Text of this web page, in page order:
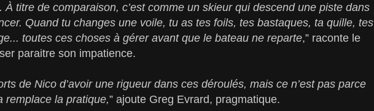
À titre de comparaison, c’est comme un skieur qui descend une piste dans
Quand tu changes une voile, tu as tes foils, tes bastaques, ta quille, tes
toutes ces choses à gérer avant que le bateau ne reparte,” raconte le
paraitre son impatience.
de Nico d’avoir une rigueur dans ces déroulés, mais ce n’est pas parce
remplace la pratique,” ajoute Greg Evrard, pragmatique.